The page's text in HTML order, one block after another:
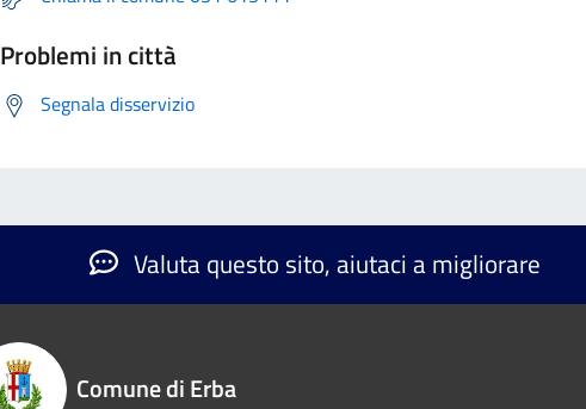
Problemi in città
Segnala disservizio
Valuta questo sito, aiutaci a migliorare
Comune di Erba